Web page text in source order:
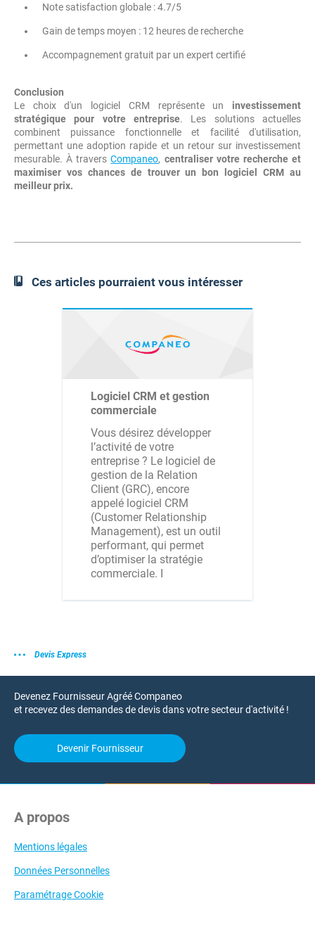
Note satisfaction globale : 4.7/5
Gain de temps moyen : 12 heures de recherche
Accompagnement gratuit par un expert certifié
Conclusion
Le choix d'un logiciel CRM représente un investissement
stratégique pour votre entreprise. Les solutions actuelles
combinent puissance fonctionnelle et facilité d'utilisation,
permettant une adoption rapide et un retour sur investissement
mesurable. À traversCompaneo, centraliser votre recherche et
maximiser vos chances de trouver un bon logiciel CRM au
meilleur prix.
Ces articles pourraient vous intéresser
Logiciel CRM et gestion
commerciale
Vous désirez développer
l’activité de votre
entreprise ? Le logiciel de
gestion de la Relation
Client (GRC), encore
appelé logiciel CRM
(Customer Relationship
Management), est un outil
performant, qui permet
d’optimiser la stratégie
commerciale. I
Devis Express
Devenez Fournisseur Agréé Companeo
et recevez des demandes de devis dans votre secteur d'activité !
Devenir Fournisseur
A propos
Mentions légales
Données Personnelles
Paramétrage Cookie